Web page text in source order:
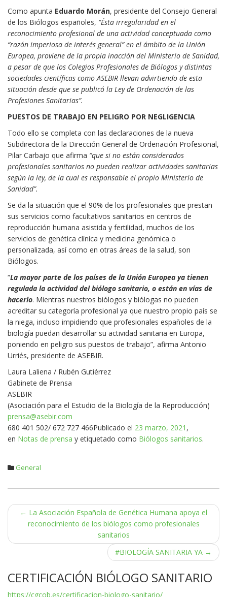
Como apunta Eduardo Morán, presidente del Consejo General
de los Biólogos españoles, “Ésta irregularidad en el
reconocimiento profesional de una actividad conceptuada como
“razón imperiosa de interés general” en el ámbito de la Unión
Europea, proviene de la propia inacción del Ministerio de Sanidad,
a pesar de que los Colegios Profesionales de Biólogos y distintas
sociedades científicas como ASEBIR llevan advirtiendo de esta
situación desde que se publicó la Ley de Ordenación de las
Profesiones Sanitarias”.
PUESTOS DE TRABAJO EN PELIGRO POR NEGLIGENCIA
Todo ello se completa con las declaraciones de la nueva
Subdirectora de la Dirección General de Ordenación Profesional,
Pilar Carbajo que afirma “que si no están considerados
profesionales sanitarios no pueden realizar actividades sanitarias
según la ley, de la cual es responsable el propio Ministerio de
Sanidad”.
Se da la situación que el 90% de los profesionales que prestan
sus servicios como facultativos sanitarios en centros de
reproducción humana asistida y fertilidad, muchos de los
servicios de genética clínica y medicina genómica o
personalizada, así como en otras áreas de la salud, son
Biólogos.
“La mayor parte de los países de la Unión Europea ya tienen
regulada la actividad del biólogo sanitario, o están en vías de
hacerlo. Mientras nuestros biólogos y biólogas no pueden
acreditar su categoría profesional ya que nuestro propio país se
la niega, incluso impidiendo que profesionales españoles de la
biología puedan desarrollar su actividad sanitaria en Europa,
poniendo en peligro sus puestos de trabajo”, afirma Antonio
Urriés, presidente de ASEBIR.
Laura Laliena / Rubén Gutiérrez
Gabinete de Prensa
ASEBIR
(Asociación para el Estudio de la Biología de la Reproducción)
prensa@asebir.com
680 401 502/ 672 727 466Publicado el 23 marzo, 2021 ,
en Notas de prensa y etiquetado como Biólogos sanitarios.
General
Navegación
de
← La Asociación Española de Genética Humana apoya el
reconocimiento de los biólogos como profesionales
sanitarios
#BIOLOGÍA SANITARIA YA →
CERTIFICACIÓN BIÓLOGO SANITARIO
https://cgcob.es/certificacion-biologo-sanitario/